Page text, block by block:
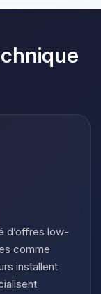
d’offres low-
comme
installent